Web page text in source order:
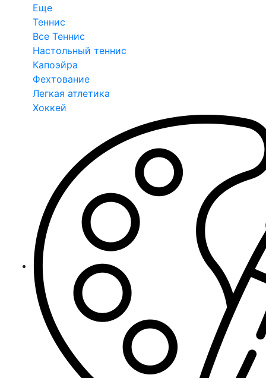
Еще
Теннис
Все Теннис
Настольный теннис
Капоэйра
Фехтование
Легкая атлетика
Хоккей